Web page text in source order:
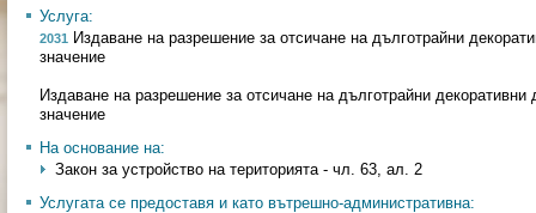
Услуга:
2031 Издаване на разрешение за отсичане на дълготрайни
значение
Издаване на разрешение за отсичане на дълготрайни
значение
На основание на:
Закон за устройство на територията - чл. 63, ал. 2
Услугата се предоставя и като вътрешно-административна: